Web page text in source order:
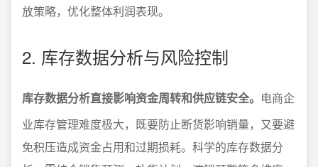
放策略，优化整体利润表现。
2. 库存数据分析与风险控制
库存数据分析直接影响资金周转和供应链安全。 电商企
业库存管理难度极大，既要防止断货影响销量，又要避
免积压造成资金占用和过期损耗。科学的库存数据分